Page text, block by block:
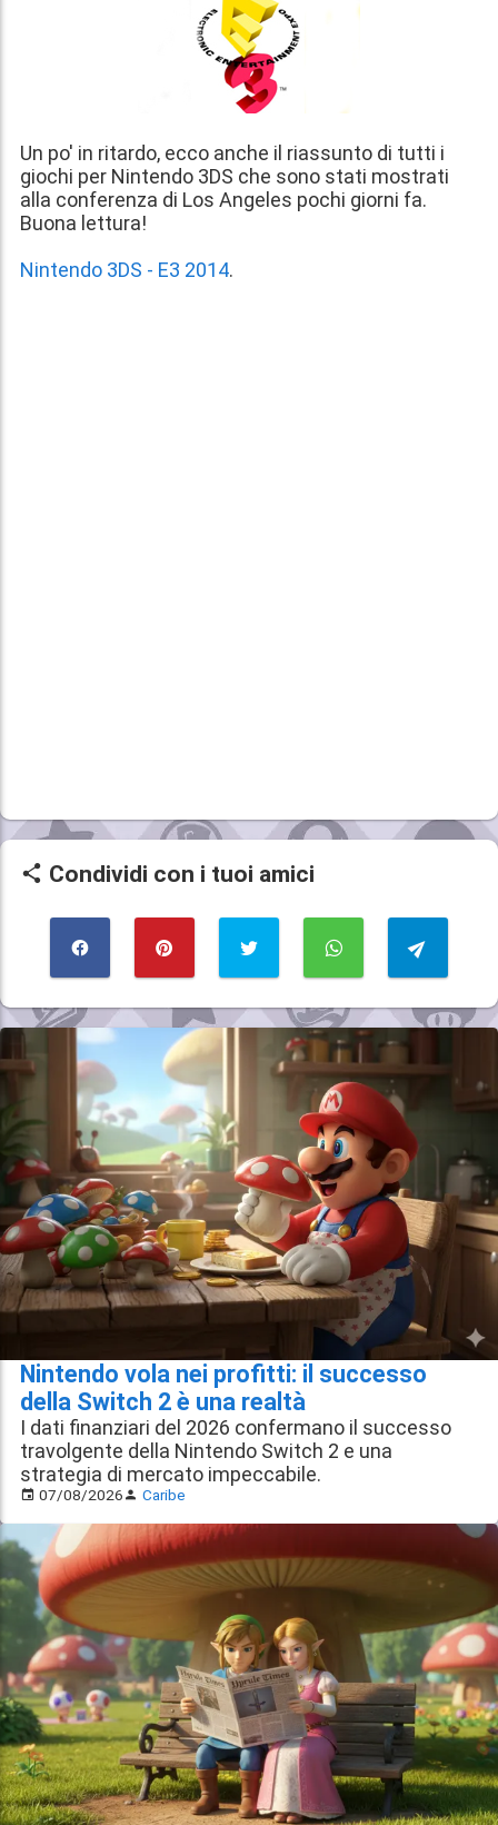
Un po' in ritardo, ecco anche il riassunto di tutti i
giochi per Nintendo 3DS che sono stati mostrati
alla conferenza di Los Angeles pochi giorni fa.
Buona lettura!
Nintendo 3DS - E3 2014.
Condividi con i tuoi amici
Nintendo vola nei profitti: il successo
della Switch 2 è una realtà
I dati finanziari del 2026 confermano il successo
travolgente della Nintendo Switch 2 e una
strategia di mercato impeccabile.
07/08/2026 Caribe